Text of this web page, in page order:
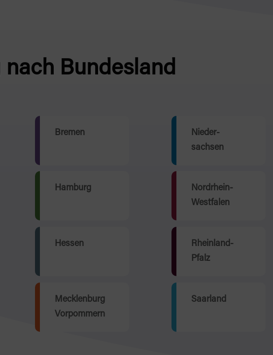
nach Bundesland
Bremen
Hamburg
Hessen
Mecklenburg
Vorpommern
Nieder-
sachsen
Nordrhein-
Westfalen
Rheinland-
Pfalz
Saarland